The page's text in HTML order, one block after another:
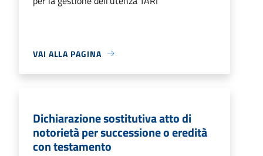
VAI ALLA PAGINA
Dichiarazione sostitutiva atto di
notorietà per successione o eredità
con testamento